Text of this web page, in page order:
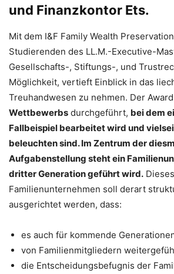
und Finanzkontor Ets.
Mit dem I&F Family Wealth
Studierenden des LL.M.-Executive-
Gesellschafts-, Stiftungs-, und
Möglichkeit, vertieft Einblick in das
Treuhandwesen zu nehmen. Der
Wettbewerbs durchgeführt, bei dem
Fallbeispiel bearbeitet wird und
beleuchten sind. Im Zentrum der
Aufgabenstellung steht ein
dritter Generation geführt wird. Dieses
Familienunternehmen soll derart
ausgerichtet werden, dass:
es auch für kommende
von Familienmitgliedern
die Entscheidungsbefugnis der